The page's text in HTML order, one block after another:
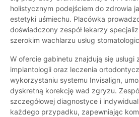
holistycznym podejściem do zdrowia
estetyki uśmiechu. Placówka
doświadczony zespół lekarzy
szerokim wachlarzu usług
W ofercie gabinetu znajdują się
implantologii oraz leczenia
wykorzystaniu systemu Invisalign,
dyskretną korekcję wad zgryzu.
szczegółowej diagnostyce i
każdego przypadku, zapewniając